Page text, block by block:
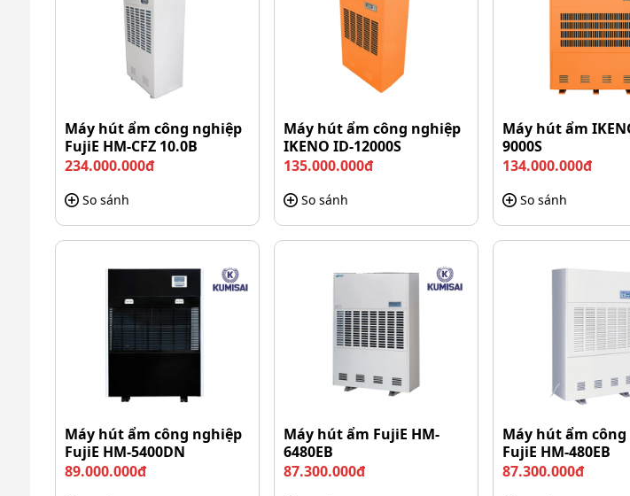
Máy hút ẩm công nghiệp
FujiE HM-CFZ 10.0B
234.000.000đ
So sánh
Máy hút ẩm công nghiệp
IKENO ID-12000S
135.000.000đ
So sánh
Máy hút ẩm
9000S
134.000.000đ
So sánh
Máy hút ẩm công nghiệp
FujiE HM-5400DN
89.000.000đ
Máy hút ẩm FujiE HM-
6480EB
87.300.000đ
Máy hút ẩm
FujiE HM-480EB
87.300.000đ